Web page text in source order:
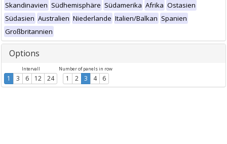
Skandinavien Südhemisphäre Südamerika Afrika Ostasien
Südasien Australien Niederlande Italien/Balkan Spanien
Großbritannien
Options
Intervall
1 3 6 12 24
Number of panels in row
1 2 3 4 6